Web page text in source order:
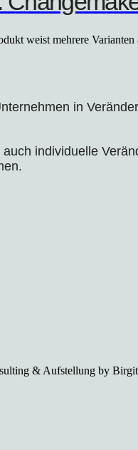
weist mehrere
in
individuelle
& Aufstellung by